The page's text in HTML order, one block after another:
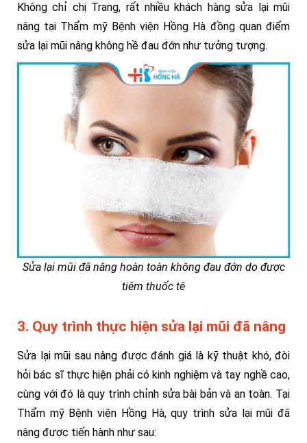
Không chỉ chị Trang, rất nhiều khách hàng sửa lại mũi
nâng tại Thẩm mỹ Bệnh viện Hồng Hà đồng quan điểm
sửa lại mũi nâng không hề đau đớn như tưởng tượng.
Sửa lại mũi đã nâng hoàn toàn không đau đớn do được
tiêm thuốc tê
3. Quy trình thực hiện sửa lại mũi đã nâng
Sửa lại mũi sau nâng được đánh giá là kỹ thuật khó, đòi
hỏi bác sĩ thực hiện phải có kinh nghiệm và tay nghề cao,
cùng với đó là quy trình chỉnh sửa bài bản và an toàn. Tại
Thẩm mỹ Bệnh viện Hồng Hà, quy trình sửa lại mũi đã
nâng được tiến hành như sau: